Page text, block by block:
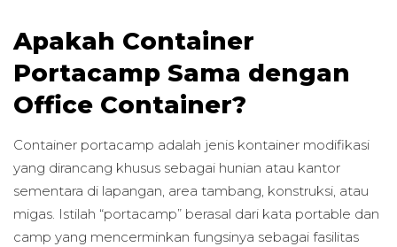
Apakah Container
Portacamp Sama dengan
Office Container?
Container portacamp adalah jenis kontainer modifikasi
yang dirancang khusus sebagai hunian atau kantor
sementara di lapangan, area tambang, konstruksi, atau
migas. Istilah “portacamp” berasal dari kata portable dan
camp yang mencerminkan fungsinya sebagai fasilitas